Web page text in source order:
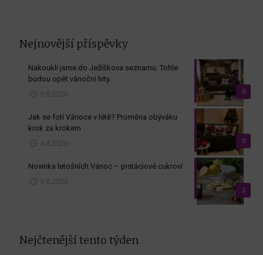
Nejnovější příspěvky
0
Nakoukli jsme do Ježíškova seznamu. Tohle
budou opět vánoční hity.
5.8.2026
0
Jak se fotí Vánoce v létě? Proměna obýváku
krok za krokem
4.8.2026
2
Novinka letošních Vánoc – pistáciové cukroví
3.8.2026
Nejčtenější tento týden